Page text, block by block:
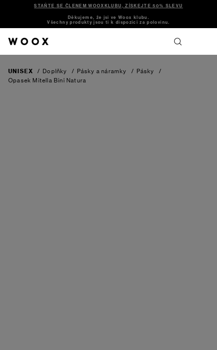
STAŇTE SE ČLENEM WOOXKLUBU, ZÍSKEJTE 50% SLEVU
Děkujeme, že jsi ve Woox klubu.
Všechny produkty jsou ti k dispozici za polovinu.
UNISEX / Doplňky / Pásky a náramky / Pásky
/
Opasek Mitella Bini Natura